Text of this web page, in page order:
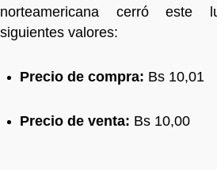
norteamericana cerró este
siguientes valores:
Precio de compra: Bs 10,01
Precio de venta: Bs 10,00